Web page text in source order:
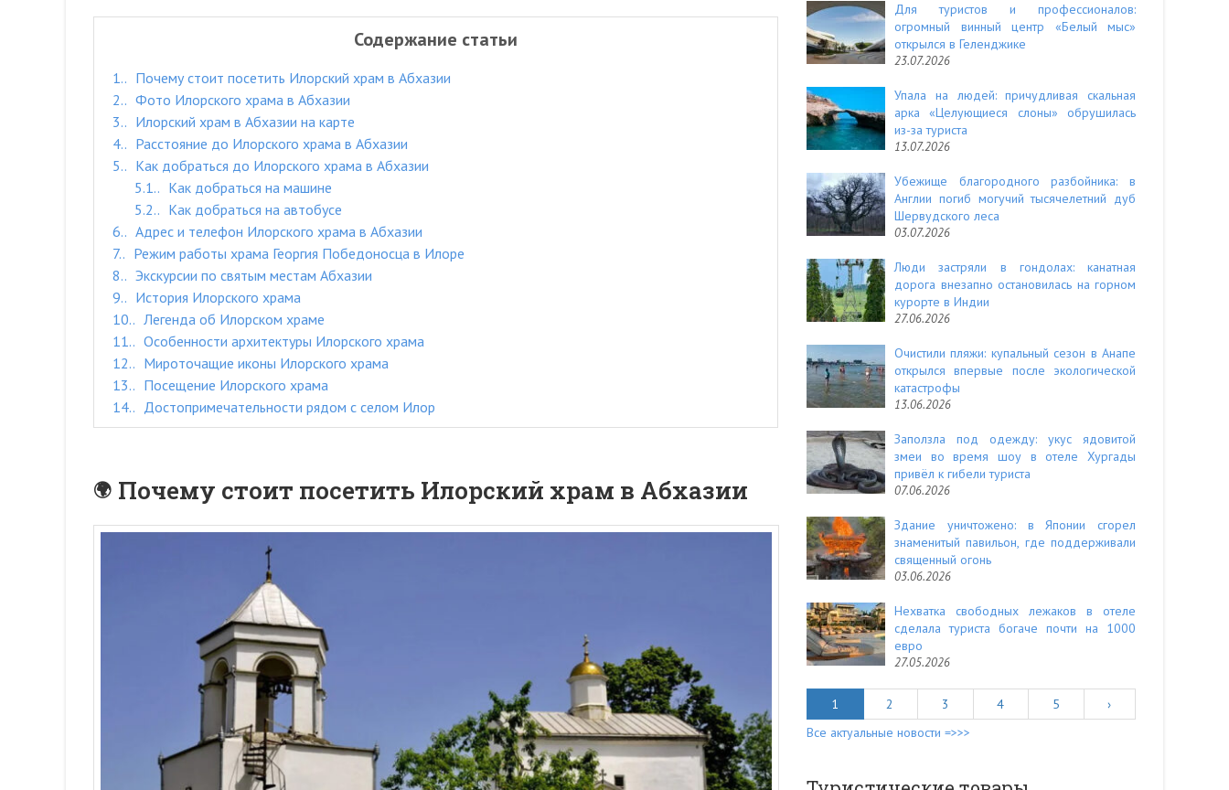
Содержание статьи
1.
Почему стоит посетить Илорский храм в Абхазии
2.
Фото Илорского храма в Абхазии
3.
Илорский храм в Абхазии на карте
4.
Расстояние до Илорского храма в Абхазии
5.
Как добраться до Илорского храма в Абхазии
5.1.
Как добраться на машине
5.2.
Как добраться на автобусе
6.
Адрес и телефон Илорского храма в Абхазии
7.
Режим работы храма Георгия Победоносца в Илоре
8.
Экскурсии по святым местам Абхазии
9.
История Илорского храма
10.
Легенда об Илорском храме
11.
Особенности архитектуры Илорского храма
12.
Мироточащие иконы Илорского храма
13.
Посещение Илорского храма
14.
Достопримечательности рядом с селом Илор
Почему стоит посетить Илорский храм в Абхазии
Для туристов и профессионалов:
огромный винный центр «Белый мыс»
открылся в Геленджике
23.07.2026
Упала на людей: причудливая скальная
арка «Целующиеся слоны» обрушилась
из-за туриста
13.07.2026
Убежище благородного разбойника: в
Англии погиб могучий тысячелетний дуб
Шервудского леса
03.07.2026
Люди застряли в гондолах: канатная
дорога внезапно остановилась на горном
курорте в Индии
27.06.2026
Очистили пляжи: купальный сезон в Анапе
открылся впервые после экологической
катастрофы
13.06.2026
Заползла под одежду: укус ядовитой
змеи во время шоу в отеле Хургады
привёл к гибели туриста
07.06.2026
Здание уничтожено: в Японии сгорел
знаменитый павильон, где поддерживали
священный огонь
03.06.2026
Нехватка свободных лежаков в отеле
сделала туриста богаче почти на 1000
евро
27.05.2026
1 2 3 4 5
›
Все актуальные новости =>>>